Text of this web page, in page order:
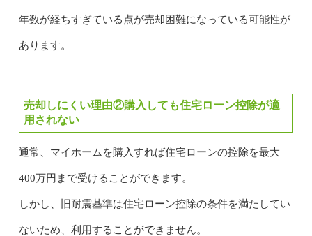
年数が経ちすぎている点が売却困難になっている可能性が
あります。
売却しにくい理由②購入しても住宅ローン控除が適
用されない
通常、マイホームを購入すれば住宅ローンの控除を最大
400万円まで受けることができます。
しかし、旧耐震基準は住宅ローン控除の条件を満たしてい
ないため、利用することができません。